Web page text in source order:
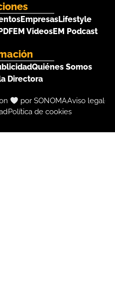
EmpresasLifestyle
EM VideosEM Podcast
Quiénes Somos
Directora
por SONOMAAviso legal
Política de cookies